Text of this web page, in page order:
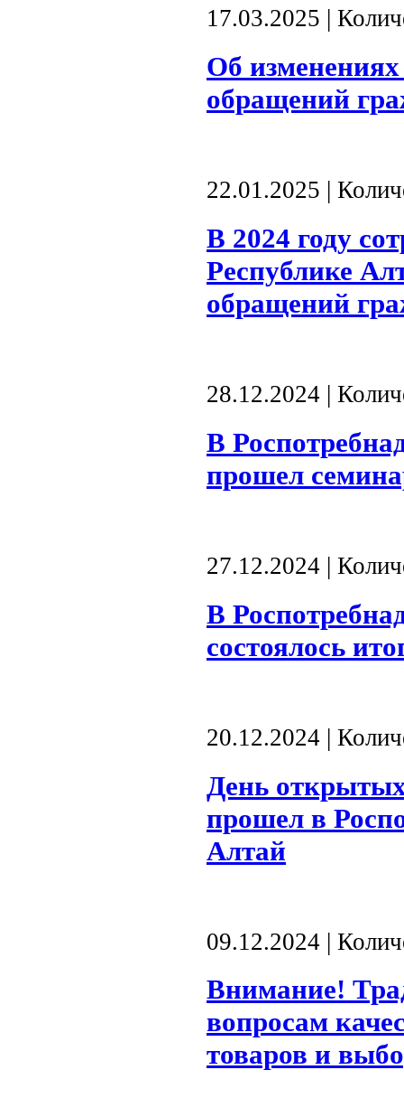
17.03.2025 |
Об
обращений
22.01.2025 |
В 2024 году
Республике
обращений
28.12.2024 |
В
прошел
27.12.2024 |
В
состоялось
20.12.2024 |
День
прошел в
Алтай
09.12.2024 |
Внимание!
вопросам
товаров и